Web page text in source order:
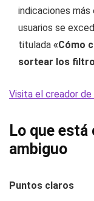
indicaciones
usuarios se
titulada «Cómo
sortear los
Visita el creador de
Lo que está
ambiguo
Puntos claros